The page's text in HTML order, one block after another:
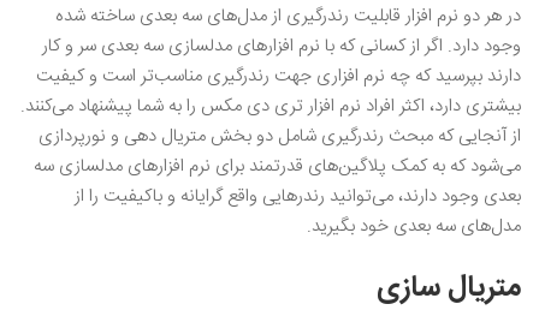
در هر دو نرم‌ افزار قابلیت رندرگیری از مدل‌های سه بعدی ساخته شده
وجود دارد. اگر از کسانی که با نرم ‌افزارهای مدلسازی سه بعدی سر و کار
دارند بپرسید که چه نرم ‌افزاری جهت رندرگیری مناسب‌تر است و کیفیت
بیشتری دارد، اکثر افراد نرم‌ افزار تری دی مکس را به شما پیشنهاد می‌کنند.
از آنجایی که مبحث رندرگیری شامل دو بخش متریال دهی و نورپردازی
می‌شود که به کمک پلاگین‌های قدرتمند برای نرم ‌افزارهای مدلسازی سه
بعدی وجود دارند، می‌توانید رندرهایی واقع گرایانه و باکیفیت را از
مدل‌های سه بعدی خود بگیرید.
متریال سازی